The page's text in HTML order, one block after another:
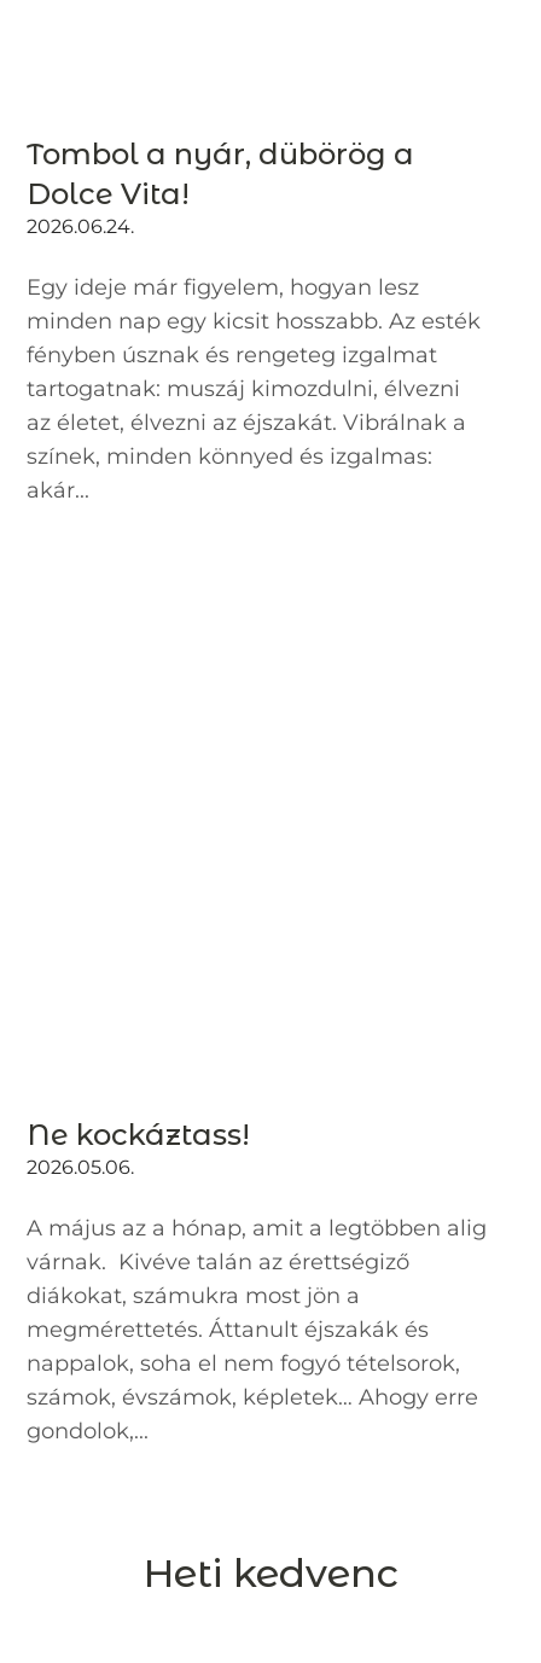
Tombol a nyár, dübörög a
Dolce Vita!
2026.06.24.
Egy ideje már figyelem, hogyan lesz
minden nap egy kicsit hosszabb. Az esték
fényben úsznak és rengeteg izgalmat
tartogatnak: muszáj kimozdulni, élvezni
az életet, élvezni az éjszakát. Vibrálnak a
színek, minden könnyed és izgalmas:
akár...
Ne kockáztass!
2026.05.06.
A május az a hónap, amit a legtöbben alig
várnak. Kivéve talán az érettségiző
diákokat, számukra most jön a
megmérettetés. Áttanult éjszakák és
nappalok, soha el nem fogyó tételsorok,
számok, évszámok, képletek… Ahogy erre
gondolok,...
Heti kedvenc